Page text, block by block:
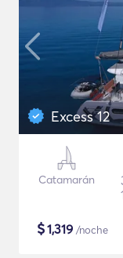
Excess 12
Catamarán
$1,319 /noche